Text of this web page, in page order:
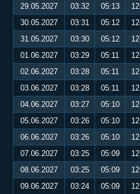
29.05.2027
03:32 05:13
30.05.2027
03:31 05:12
31.05.2027
03:30 05:12
01.06.2027
03:29 05:11
02.06.2027
03:28 05:11
03.06.2027
03:28 05:11
04.06.2027
03:27 05:10
05.06.2027
03:26 05:10
06.06.2027
03:26 05:10
07.06.2027
03:25 05:09
08.06.2027
03:25 05:09
09.06.2027
03:24 05:09